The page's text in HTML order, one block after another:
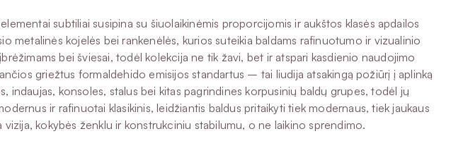
subtiliai susipina su šiuolaikinėmis proporcijomis ir aukštos klasės apdailos
metalinės kojelės bei rankenėlės, kurios suteikia baldams rafinuotumo ir vizualinio
bei šviesai, todėl kolekcija ne tik žavi, bet ir atspari kasdienio naudojimo
griežtus formaldehido emisijos standartus – tai liudija atsakingą požiūrį į aplinką
konsoles, stalus bei kitas pagrindines korpusinių baldų grupes, todėl jų
ir rafinuotai klasikinis, leidžiantis baldus pritaikyti tiek modernaus, tiek jaukaus
vizija, kokybės ženklu ir konstrukciniu stabilumu, o ne laikino sprendimo.